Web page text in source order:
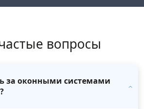
вопросы
за оконными системами